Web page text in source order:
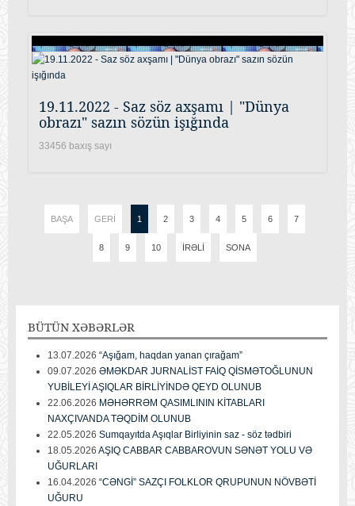
19.11.2022 - Saz söz axşamı | "Dünya
obrazı" sazın sözün işığında
33456 baxış sayı
BAŞA GERI 1 2 3 4 5 6 7
8 9 10 İRƏLI SONA
BÜTÜN XƏBƏRLƏR
13.07.2026 “Aşığam, haqdan yanan çırağam”
09.07.2026 ƏMƏKDAR JURNALİST FAİQ QİSMƏTOĞLUNUN
YUBİLEYİ AŞIQLAR BİRLİYİNDƏ QEYD OLUNUB
22.06.2026 MƏHƏRRƏM QASIMLININ KİTABLARI
NAXÇIVANDA TƏQDİM OLUNUB
22.05.2026 Sumqayıtda Aşıqlar Birliyinin saz - söz tədbiri
18.05.2026 AŞIQ CABBAR CABBAROVUN SƏNƏT YOLU VƏ
UĞURLARI
16.04.2026 “CƏNGİ” SAZÇI FOLKLOR QRUPUNUN NÖVBƏTİ
UĞURU